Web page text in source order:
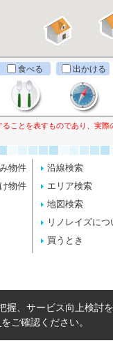
食べる 出かける
ことを表すものであり、実
物件
物件
沿線検索
エリア検索
地図検索
リノレイズにつ
買うとき
握、サービス向上検討
をご確認ください。